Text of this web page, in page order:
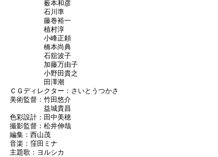
薮本和彦
石川準
藤巻裕一
植村淳
小峰正頼
橋本尚典
石舘波子
加藤万由子
小野田貴之
田澤潮
ＣＧディレクター：さいとうつかさ
美術監督：竹田悠介
益城貴昌
色彩設計：田中美穂
撮影監督：松井伸哉
編集：西山茂
音楽：窪田ミナ
主題歌：ヨルシカ